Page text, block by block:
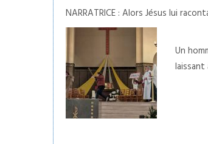
NARRATRICE : Alors Jésus lui
Un